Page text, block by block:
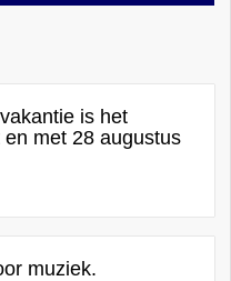
is het
met 28 augustus
muziek.